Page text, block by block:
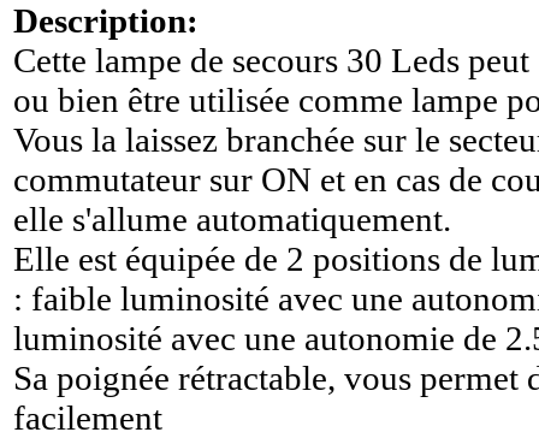
Description:
Cette lampe de secours 30 Leds
ou bien être utilisée comme lampe
Vous la laissez branchée sur le
commutateur sur ON et en cas de
elle s'allume automatiquement.
Elle est équipée de 2 positions de
: faible luminosité avec une
luminosité avec une autonomie de
Sa poignée rétractable, vous permet
facilement